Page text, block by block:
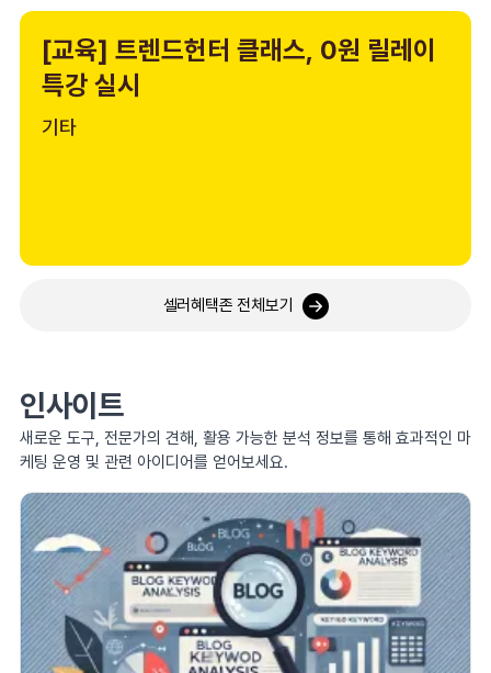
[교육] 트렌드헌터 클래스, 0원 릴레이
특강 실시
기타
셀러혜택존 전체보기
인사이트
새로운 도구, 전문가의 견해, 활용 가능한 분석 정보를 통해 효과적인 마
케팅 운영 및 관련 아이디어를 얻어보세요.